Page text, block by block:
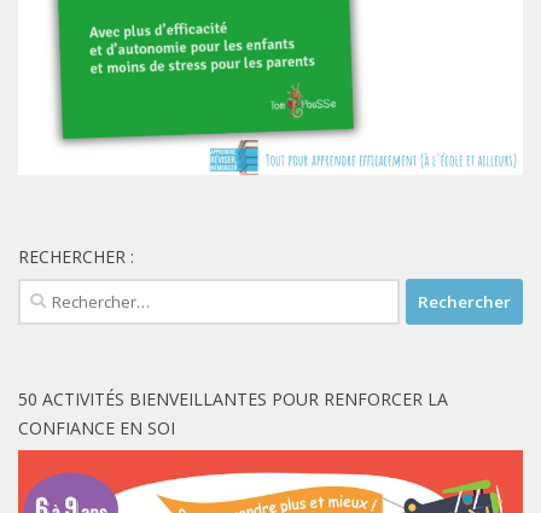
RECHERCHER :
Rechercher :
50 ACTIVITÉS BIENVEILLANTES POUR RENFORCER LA
CONFIANCE EN SOI